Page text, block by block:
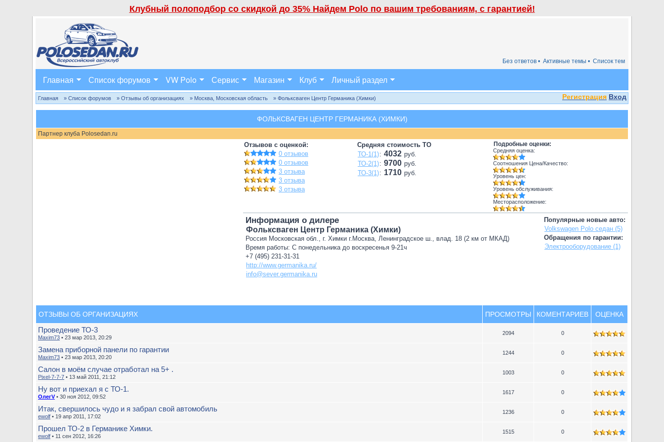
Клубный полоподбор со скидкой до 35% Найдем Polo по вашим требованиям, с гарантией!
Список тем
Активные темы •
Без ответов •
Главная Список форумов VW Polo Сервис Магазин Клуб Личный раздел
Регистрация Вход
Главная » Список форумов » Отзывы об организациях » Москва, Московская область » Фольксваген Центр Германика (Химки)
ФОЛЬКСВАГЕН ЦЕНТР ГЕРМАНИКА (ХИМКИ)
Партнер клуба Polosedan.ru
Отзывов с оценкой:
0 отзывов
0 отзывов
3 отзыва
3 отзыва
3 отзыва
Средняя стоимость ТО
ТО-1(1): 4032 руб.
ТО-2(1): 9700 руб.
ТО-3(1): 1710 руб.
Подробные оценки:
Средняя оценка:
Соотношения Цена/Качество:
Уровень цен:
Уровень обслуживания:
Месторасположение:
Популярные новые авто:
Volkswagen Polo седан (5)
Обращения по гарантии:
Электрооборудование (1)
Информация о дилере
Фольксваген Центр Германика (Химки)
Россия Московская обл., г. Химки г.Москва, Ленинградское ш., влад. 18 (2 км от МКАД)
Время работы: С понедельника до воскресенья 9-21ч
+7 (495) 231-31-31
http://www.germanika.ru/
info@sever.germanika.ru
ОТЗЫВЫ ОБ ОРГАНИЗАЦИЯХ ПРОСМОТРЫ КОМЕНТАРИЕВ ОЦЕНКА
Проведение ТО-3
Maxim73 • 23 мар 2013, 20:29
2094 0
Замена приборной панели по гарантии
Maxim73 • 23 мар 2013, 20:20
1244 0
Салон в моём случае отработал на 5+ .
Pixel-7-7-7 • 13 май 2011, 21:12
1003 0
Ну вот и приехал я с ТО-1.
ОлегV• 30 ноя 2012, 09:52
1617 0
Итак, свершилось чудо и я забрал свой автомобиль
ewolf • 19 апр 2011, 17:02
1236 0
Прошел ТО-2 в Германике Химки.
ewolf • 11 сен 2012, 16:26
1515 0